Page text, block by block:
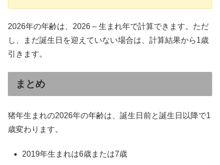
2026年の年齢は、2026 – 生まれ年で計算できます。ただ
し、まだ誕生日を迎えていない場合は、計算結果から1歳
引きます。
まとめ
猪年生まれの2026年の年齢は、誕生日前と誕生日以降で1
歳変わります。
2019年生まれは6歳または7歳